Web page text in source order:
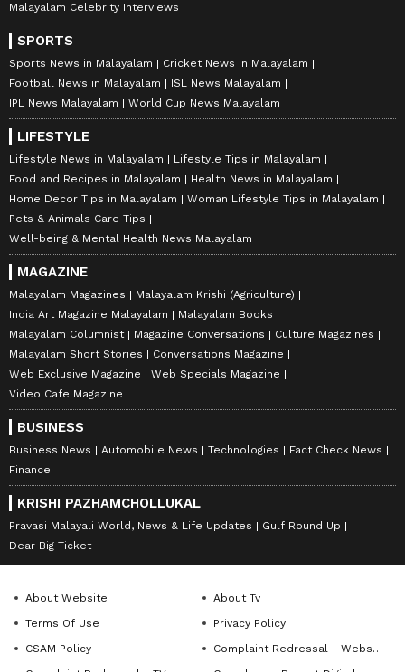
Malayalam Celebrity Interviews
SPORTS
Sports News in Malayalam
Cricket News in Malayalam
Football News in Malayalam
ISL News Malayalam
IPL News Malayalam
World Cup News Malayalam
LIFESTYLE
Lifestyle News in Malayalam
Lifestyle Tips in Malayalam
Food and Recipes in Malayalam
Health News in Malayalam
Home Decor Tips in Malayalam
Woman Lifestyle Tips in Malayalam
Pets & Animals Care Tips
Well-being & Mental Health News Malayalam
MAGAZINE
Malayalam Magazines
Malayalam Krishi (Agriculture)
India Art Magazine Malayalam
Malayalam Books
Malayalam Columnist
Magazine Conversations
Culture Magazines
Malayalam Short Stories
Conversations Magazine
Web Exclusive Magazine
Web Specials Magazine
Video Cafe Magazine
BUSINESS
Business News Automobile News Technologies
Fact Check News
Finance
KRISHI PAZHAMCHOLLUKAL
Pravasi Malayali World, News & Life Updates
Gulf Round Up
Dear Big Ticket
About Website
About Tv
Terms Of Use
Privacy Policy
CSAM Policy
Complaint Redressal - Website